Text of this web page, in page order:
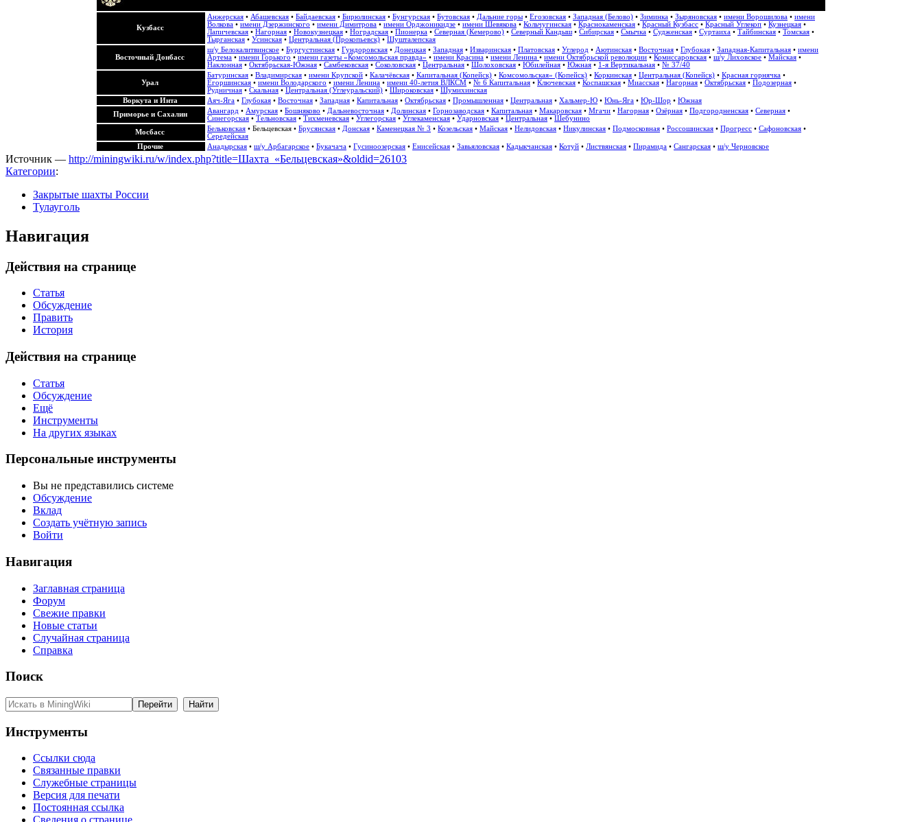
Кузбасс
Анжерская • Абашевская • Байдаевская • Бирюлинская • Бунгурская • Бутовская • Дальние горы • Егозовская • Западная (Белово) • Зиминка • Зыряновская • имени Ворошилова • имени
Волкова • имени Дзержинского • имени Димитрова • имени Орджоникидзе • имени Шевякова • Кольчугинская • Краснокаменская • Красный Кузбасс • Красный Углекоп • Кузнецкая •
Лапичевская • Нагорная • Новокузнецкая • Ноградская • Пионерка • Северная (Кемерово) • Северный Кандыш • Сибирская • Смычка • Судженская • Суртаиха • Тайбинская • Томская •
Тырганская • Усинская • Центральная (Прокопьевск) • Шушталепская
Восточный Донбасс
ш/у Белокалитвинское • Бургустинская • Гундоровская • Донецкая • Западная • Изваринская • Платовская • Углерод • Аютинская • Восточная • Глубокая • Западная-Капитальная • имени
Артема • имени Горького • имени газеты «Комсомольская правда» • имени Красина • имени Ленина • имени Октябрьской революции • Комиссаровская • ш/у Лиховское • Майская •
Наклонная • Октябрьская-Южная • Самбековская • Соколовская • Центральная • Шолоховская • Юбилейная • Южная • 1-я Вертикальная • № 37/40
Урал
Батуринская • Владимирская • имени Крупской • Калачёвская • Капитальная (Копейск) • Комсомольская» (Копейск) • Коркинская • Центральная (Копейск) • Красная горнячка •
Егоршинская • имени Володарского • имени Ленина • имени 40-летия ВЛКСМ • № 6 Капитальная • Ключевская • Коспашская • Миасская • Нагорная • Октябрьская • Подозерная •
Рудничная • Скальная • Центральная (Углеуральский) • Широковская • Шумихинская
Воркута и Инта
Аяч-Яга • Глубокая • Восточная • Западная • Капитальная • Октябрьская • Промышленная • Центральная • Хальмер-Ю • Юнь-Яга • Юр-Шор • Южная
Приморье и Сахалин
Авангард • Амурская • Бошняково • Дальневосточная • Долинская • Горнозаводская • Капитальная • Макаровская • Мгачи • Нагорная • Озёрная • Подгородненская • Северная •
Синегорская • Тельновская • Тихменевская • Углегорская • Углекаменская • Ударновская • Центральная • Шебунино
Мосбасс
Бельковская • Бельцевская • Брусянская • Донская • Каменецкая № 3 • Козельская • Майская • Нелидовская • Никулинская • Подмосковная • Россошинская • Прогресс • Сафоновская •
Середейская
Прочие
Анадырская • ш/у Арбагарское • Букачача • Гусиноозерская • Енисейская • Завьяловская • Кадыкчанская • Котуй • Листвянская • Пирамида • Сангарская • ш/у Черновское
Источник — http://miningwiki.ru/w/index.php?title=Шахта_«Бельцевская»&oldid=26103
Категории:
Закрытые шахты России
Тулауголь
Навигация
Действия на странице
Статья
Обсуждение
Править
История
Действия на странице
Статья
Обсуждение
Ещё
Инструменты
На других языках
Персональные инструменты
Вы не представились системе
Обсуждение
Вклад
Создать учётную запись
Войти
Навигация
Заглавная страница
Форум
Свежие правки
Новые статьи
Случайная страница
Справка
Поиск
Инструменты
Ссылки сюда
Связанные правки
Служебные страницы
Версия для печати
Постоянная ссылка